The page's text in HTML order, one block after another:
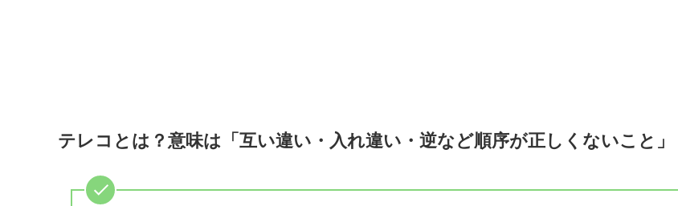
テレコとは？意味は「互い違い・入れ違い・逆など順序が正しくないこと」